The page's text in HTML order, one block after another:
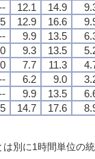
12.1 14.9
12.9 16.6
9.9 13.5
9.3 13.5
7.7 11.3
6.2 9.0
9.9 13.5
14.7 17.6
別に1時間単位の